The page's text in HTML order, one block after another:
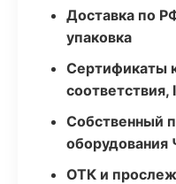
Доставка по
упаковка
Сертификаты
соответствия,
Собственный
оборудования
ОТК и